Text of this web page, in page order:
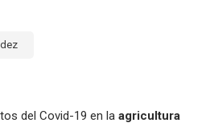
del Covid-19 en la agricultura